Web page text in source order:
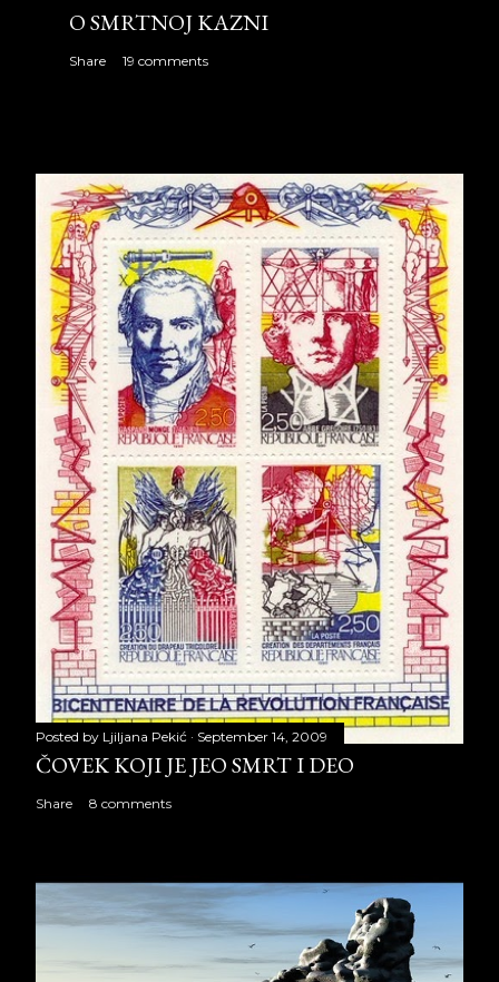
O SMRTNOJ KAZNI
Share 19 comments
Posted by Ljiljana Pekić September 14, 2009
ČOVEK KOJI JE JEO SMRT I DEO
Share 8 comments